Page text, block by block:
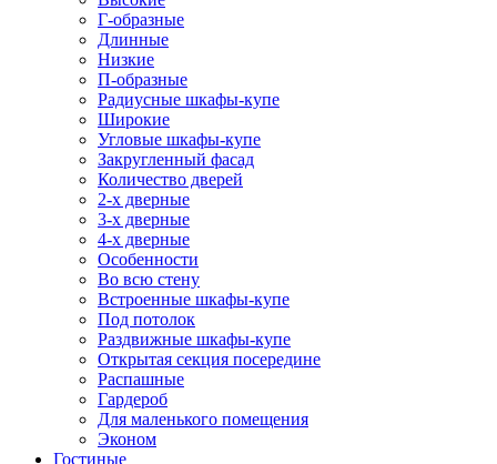
Г-образные
Длинные
Низкие
П-образные
Радиусные шкафы-купе
Широкие
Угловые шкафы-купе
Закругленный фасад
Количество дверей
2-х дверные
3-х дверные
4-х дверные
Особенности
Во всю стену
Встроенные шкафы-купе
Под потолок
Раздвижные шкафы-купе
Открытая секция посередине
Распашные
Гардероб
Для маленького помещения
Эконом
Гостиные